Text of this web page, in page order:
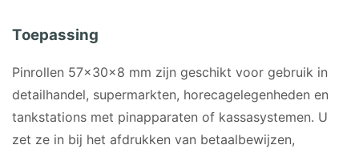
Toepassing
Pinrollen 57x30x8 mm zijn geschikt voor gebruik in
detailhandel, supermarkten, horecagelegenheden en
tankstations met pinapparaten of kassasystemen. U
zet ze in bij het afdrukken van betaalbewijzen,